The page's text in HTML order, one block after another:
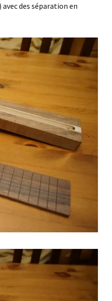
des séparation en